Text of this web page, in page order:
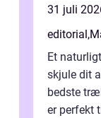
31 juli
editorial,
Et
skjule dit
bedste
er perfekt